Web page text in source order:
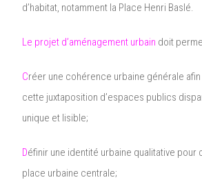
d’habitat, notamment la Place Henri Baslé.
Le projet d’aménagement urbain doit
Créer une cohérence urbaine générale
cette juxtaposition d’espaces publics
unique et lisible;
Définir une identité urbaine qualitative pour
place urbaine centrale;